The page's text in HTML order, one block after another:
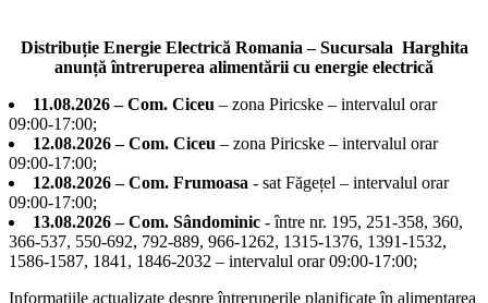
Distribuție Energie Electrică Romania – Sucursala Harghita
anunță întreruperea alimentării cu energie electrică
11.08.2026 – Com. Ciceu – zona Piricske – intervalul orar
09:00-17:00;
12.08.2026 – Com. Ciceu – zona Piricske – intervalul orar
09:00-17:00;
12.08.2026 – Com. Frumoasa - sat Făgețel – intervalul orar
09:00-17:00;
13.08.2026 – Com. Sândominic - între nr. 195, 251-358, 360,
366-537, 550-692, 792-889, 966-1262, 1315-1376, 1391-1532,
1586-1587, 1841, 1846-2032 – intervalul orar 09:00-17:00;
Informațiile actualizate despre întreruperile planificate în alimentarea